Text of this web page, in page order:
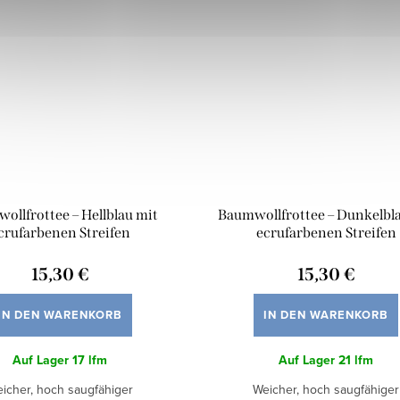
– Hellblau mit
Streifen
15,30 €
DEN WARENKORB
Auf Lager17 lfm
hoch saugfähiger
Baumwollfrottee –
ecrufarbenen Streifen
15,30 €
IN DEN WARENKORB
Auf Lager21 lfm
Weicher, hoch saugfähiger